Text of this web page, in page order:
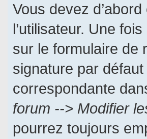
Vous devez
l’utilisateur. Une
sur le formulaire de
signature par
correspondante
forum --> Modifier
pourrez toujours